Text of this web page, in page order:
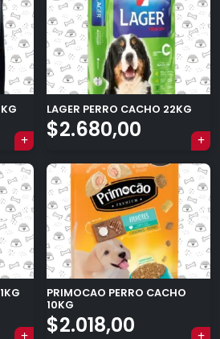
LAGER PERRO CACHO 22KG
$2.680,00
PRIMOCAO PERRO CACHO
10KG
$2.018,00